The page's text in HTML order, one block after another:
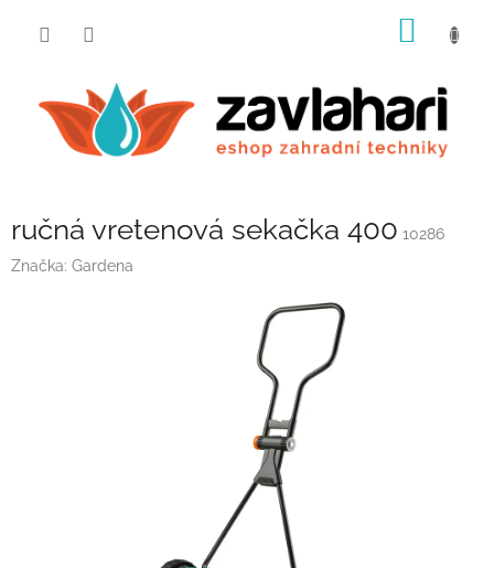
ručná vretenová sekačka 400 10286
Značka: Gardena